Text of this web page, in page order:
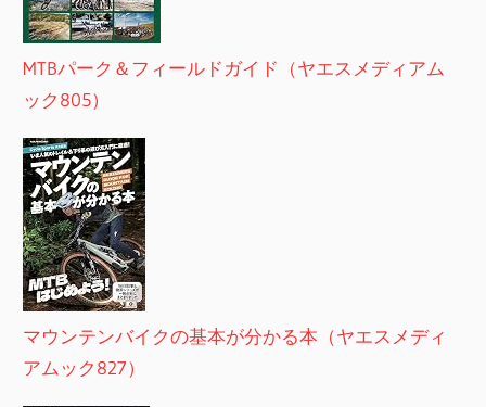
MTBパーク＆フィールドガイド（ヤエスメディアム
ック805）
マウンテンバイクの基本が分かる本（ヤエスメディ
アムック827）